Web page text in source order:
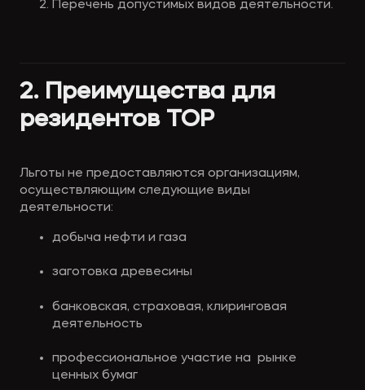
Перечень допустимых видов деятельности.
2. Преимущества для
резидентов ТОР
Льготы не предоставляются организациям,
осуществляющим следующие виды
деятельности:
добыча нефти и газа
заготовка древесины
банковская, страховая, клиринговая
деятельность
профессиональное участие на  рынке
ценных бумаг